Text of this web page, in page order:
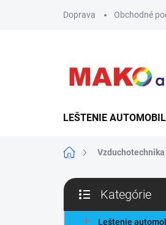
Doprava Obchodné
LEŠTENIE
DomovVzduchotechnika
B
č
kategórie
Kategórie
Leštenie